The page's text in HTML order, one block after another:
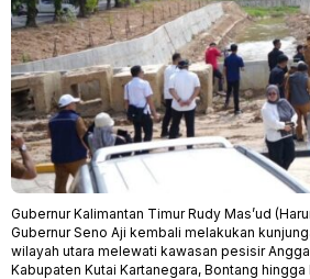
Gubernur Kalimantan Timur Rudy Mas’ud
Gubernur Seno Aji kembali melakukan
wilayah utara melewati kawasan pesisir
Kabupaten Kutai Kartanegara, Bontang hingga